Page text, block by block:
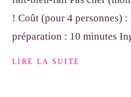
! Coût (pour 4 personnes)
préparation : 10 minutes
LIRE LA SUITE